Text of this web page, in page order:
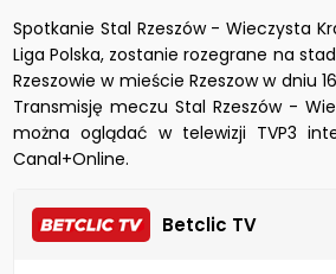
Spotkanie Stal Rzeszów - Wieczysta
Liga Polska, zostanie rozegrane na
Rzeszowie w mieście Rzeszow w dniu
Transmisję meczu Stal Rzeszów -
można oglądać w telewizji TVP3
Canal+Online.
Betclic TV